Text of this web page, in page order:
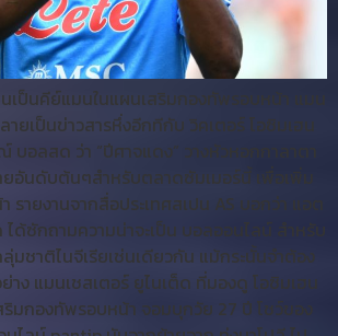
เป็นคีย์แมนในแผนเสริมกองทัพรอบหน้า แมน
ายเป็นข่าวสารหึ่งอีกทีกับ วิคเตอร์ โอซิมเฮน
อลสด ว่า “ปีศาจแดง” วางหัวหอกกาลาตา
อันดับต้นๆสำหรับตลาดซัมเมอร์นี้ เพื่อเพิ่ม
ายงานจากสื่อประเทศสเปน AS บอกว่า แอต
ได้ซักถามความน่าจะเป็น บอลออนไลน์ สำหรับ
มชาติไนจีเรียเช่นเดียวกัน แม้กระนั้นจำต้อง
ง แมนเชสเตอร์ ยูไนเต็ด ที่มองดู โอซิมเฮน
มกองทัพรอบหน้า จอมบุกวัย 27 ปี โชว์ของ